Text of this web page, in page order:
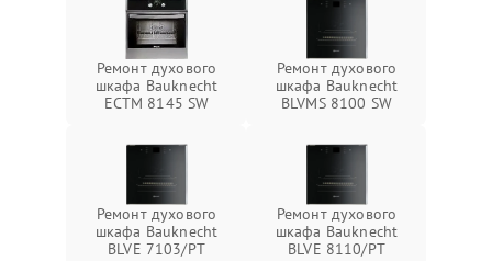
Ремонт духового
шкафа Bauknecht
ECTM 8145 SW
Ремонт духового
шкафа Bauknecht
BLVMS 8100 SW
Ремонт духового
шкафа Bauknecht
BLVE 7103/PT
Ремонт духового
шкафа Bauknecht
BLVE 8110/PT